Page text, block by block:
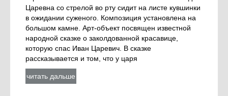
Царевна со стрелой во рту сидит на листе кувшинки
в ожидании суженого. Композиция установлена на
большом камне. Арт-объект посвящен известной
народной сказке о заколдованной красавице,
которую спас Иван Царевич. В сказке
рассказывается и том, что у царя
читать дальше